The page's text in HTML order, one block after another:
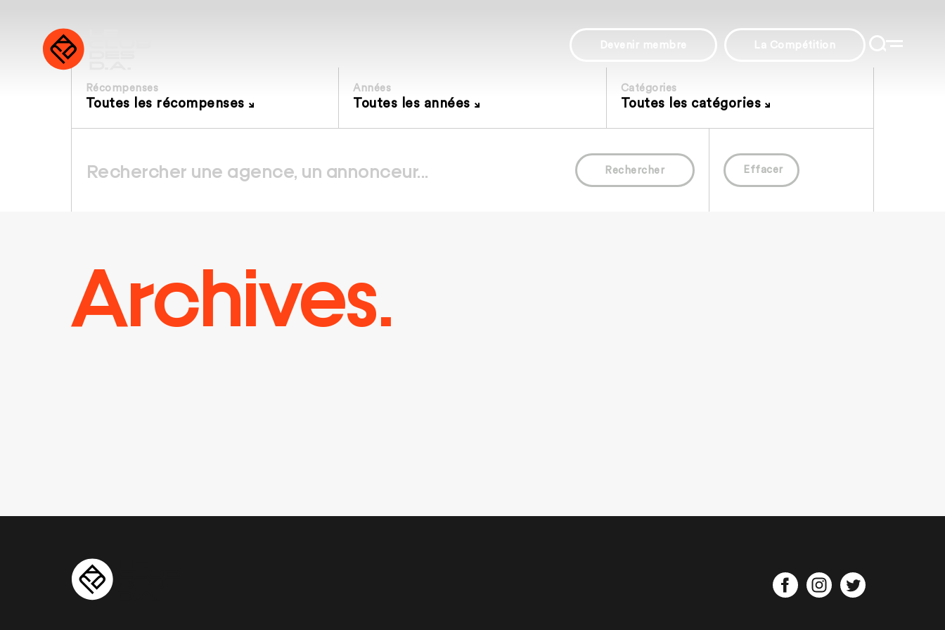
Devenir membre La Compétition
Récompenses
Toutes les récompenses
Années
Toutes les années
Catégories
Toutes les catégories
Rechercher Effacer
Archives.